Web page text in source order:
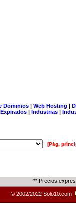
Dominios| Web Hosting |
| Industrias |
[Pág.
** Precios
© 2002/2022 Solo10.com